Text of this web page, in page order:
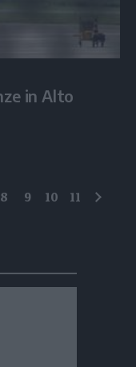
in Alto
8 9 10 11